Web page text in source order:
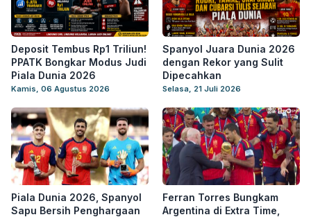
Deposit Tembus Rp1 Triliun!
PPATK Bongkar Modus Judi
Piala Dunia 2026
Kamis, 06 Agustus 2026
Spanyol Juara Dunia 2026
dengan Rekor yang Sulit
Dipecahkan
Selasa, 21 Juli 2026
Piala Dunia 2026, Spanyol
Sapu Bersih Penghargaan
Ferran Torres Bungkam
Argentina di Extra Time,